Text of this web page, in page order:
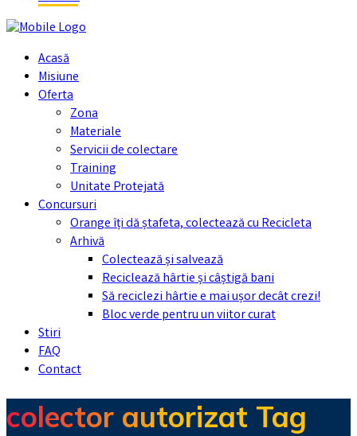
Acasă
Misiune
Oferta
Zona
Materiale
Servicii de colectare
Training
Unitate Protejată
Concursuri
Orange îți dă ștafeta, colectează cu Recicleta
Arhivă
Colectează și salvează
Reciclează hârtie și câștigă bani
Să reciclezi hârtie e mai ușor decât crezi!
Bloc verde pentru un viitor curat
Stiri
FAQ
Contact
colector autorizat Tag